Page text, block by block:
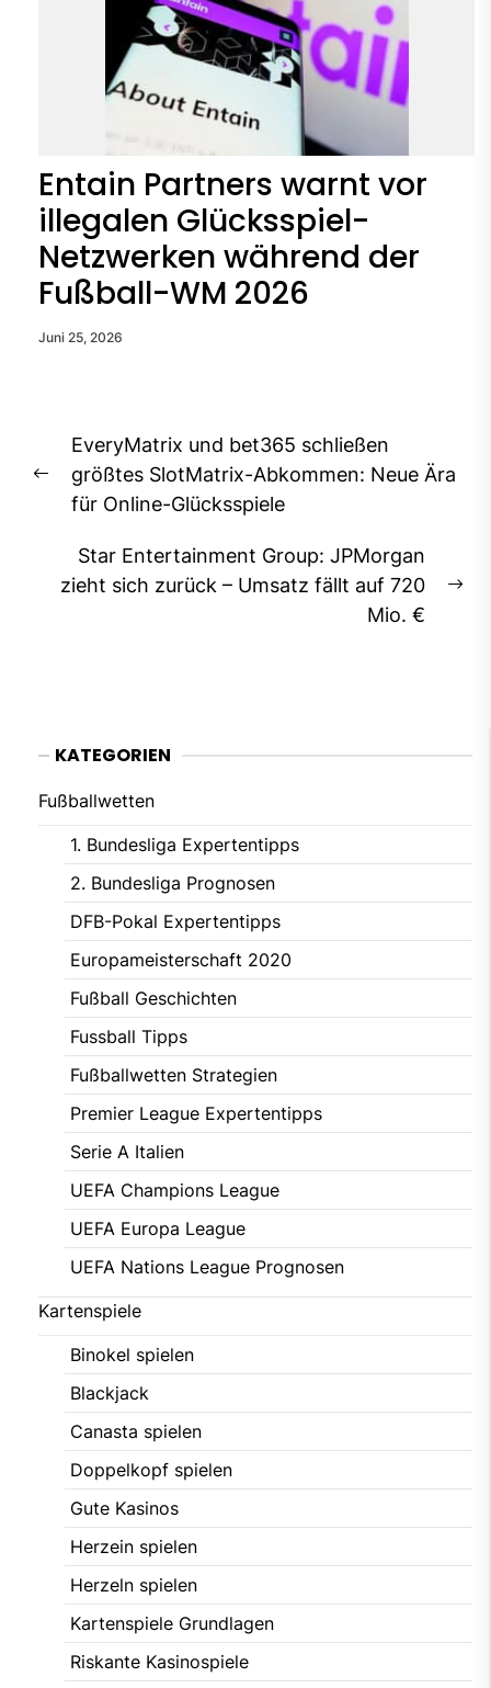
Entain Partners warnt vor
illegalen Glücksspiel-
Netzwerken während der
Fußball-WM 2026
Juni 25, 2026
Beitragsnavigation
Previous
post:
EveryMatrix und bet365 schließen
größtes SlotMatrix-Abkommen: Neue Ära
für Online-Glücksspiele
Star Entertainment Group: JPMorgan
zieht sich zurück – Umsatz fällt auf 720
Mio. €
KATEGORIEN
Fußballwetten
1. Bundesliga Expertentipps
2. Bundesliga Prognosen
DFB-Pokal Expertentipps
Europameisterschaft 2020
Fußball Geschichten
Fussball Tipps
Fußballwetten Strategien
Premier League Expertentipps
Serie A Italien
UEFA Champions League
UEFA Europa League
UEFA Nations League Prognosen
Kartenspiele
Binokel spielen
Blackjack
Canasta spielen
Doppelkopf spielen
Gute Kasinos
Herzein spielen
Herzeln spielen
Kartenspiele Grundlagen
Riskante Kasinospiele